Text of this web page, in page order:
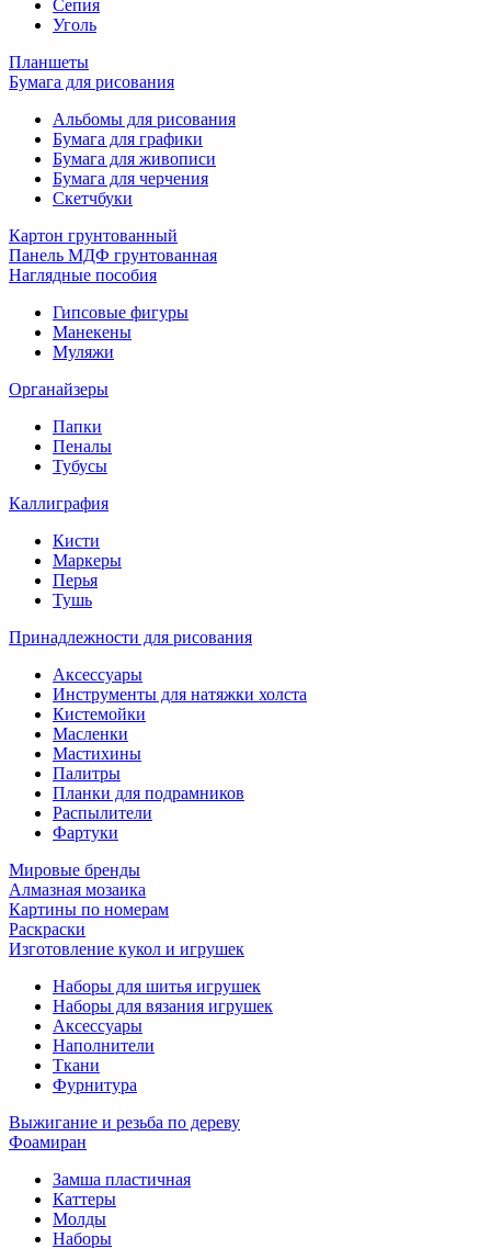
Сепия
Уголь
Планшеты
Бумага для рисования
Альбомы для рисования
Бумага для графики
Бумага для живописи
Бумага для черчения
Скетчбуки
Картон грунтованный
Панель МДФ грунтованная
Наглядные пособия
Гипсовые фигуры
Манекены
Муляжи
Органайзеры
Папки
Пеналы
Тубусы
Каллиграфия
Кисти
Маркеры
Перья
Тушь
Принадлежности для рисования
Аксессуары
Инструменты для натяжки холста
Кистемойки
Масленки
Мастихины
Палитры
Планки для подрамников
Распылители
Фартуки
Мировые бренды
Алмазная мозаика
Картины по номерам
Раскраски
Изготовление кукол и игрушек
Наборы для шитья игрушек
Наборы для вязания игрушек
Аксессуары
Наполнители
Ткани
Фурнитура
Выжигание и резьба по дереву
Фоамиран
Замша пластичная
Каттеры
Молды
Наборы